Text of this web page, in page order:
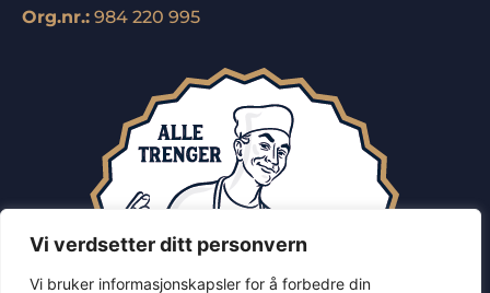
Vi verdsetter ditt personvern
Vi bruker informasjonskapsler for å forbedre din
Org.nr.: 984 220 995